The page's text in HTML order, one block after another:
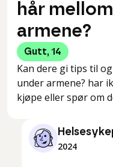
hår
armene?
Gutt, 14
Kan dere gi tips til
under armene? har
kjøpe eller spør om
2024